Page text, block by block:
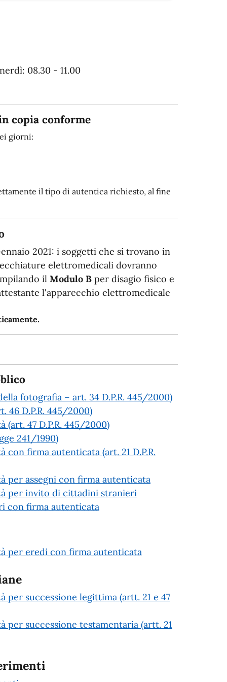
08.30 - 11.00
copia conforme
giorni:
il tipo di autentica richiesto, al fine
2021: i soggetti che si trovano in
elettromedicali dovranno
ilModulo B per disagio fisico e
l'apparecchio elettromedicale
fotografia – art. 34 D.P.R. 445/2000)
46 D.P.R. 445/2000)
47 D.P.R. 445/2000)
241/1990)
firma autenticata (art. 21 D.P.R.
per assegni con firma autenticata
per invito di cittadini stranieri
con firma autenticata
per eredi con firma autenticata
successione legittima (artt. 21 e 47
successione testamentaria (artt. 21